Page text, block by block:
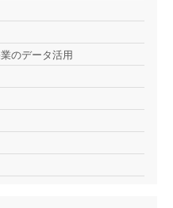
のデータ活用